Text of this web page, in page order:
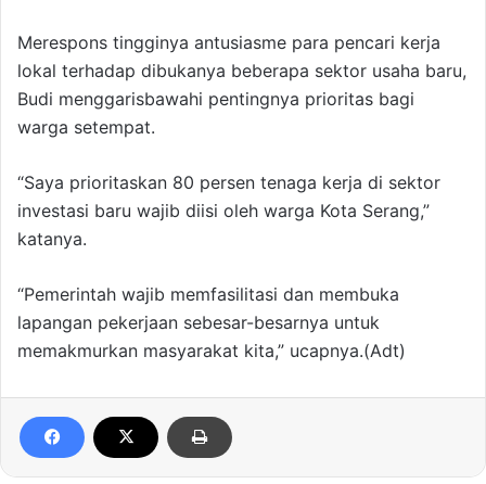
Merespons tingginya antusiasme para pencari kerja
lokal terhadap dibukanya beberapa sektor usaha baru,
Budi menggarisbawahi pentingnya prioritas bagi
warga setempat.
“Saya prioritaskan 80 persen tenaga kerja di sektor
investasi baru wajib diisi oleh warga Kota Serang,”
katanya.
“Pemerintah wajib memfasilitasi dan membuka
lapangan pekerjaan sebesar-besarnya untuk
memakmurkan masyarakat kita,” ucapnya.(Adt)